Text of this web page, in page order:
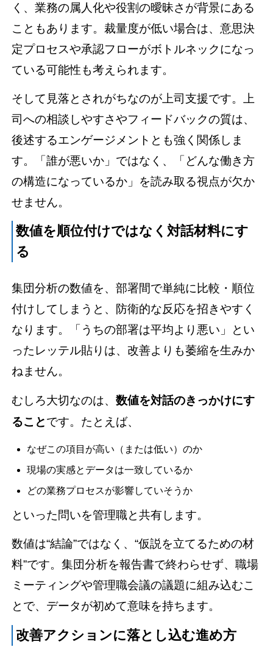
く、業務の属人化や役割の曖昧さが背景にある
こともあります。裁量度が低い場合は、意思決
定プロセスや承認フローがボトルネックになっ
ている可能性も考えられます。
そして見落とされがちなのが上司支援です。上
司への相談しやすさやフィードバックの質は、
後述するエンゲージメントとも強く関係しま
す。「誰が悪いか」ではなく、「どんな働き方
の構造になっているか」を読み取る視点が欠か
せません。
数値を順位付けではなく対話材料にす
る
集団分析の数値を、部署間で単純に比較・順位
付けしてしまうと、防衛的な反応を招きやすく
なります。「うちの部署は平均より悪い」とい
ったレッテル貼りは、改善よりも萎縮を生みか
ねません。
むしろ大切なのは、数値を対話のきっかけにす
ることです。たとえば、
なぜこの項目が高い（または低い）のか
現場の実感とデータは一致しているか
どの業務プロセスが影響していそうか
といった問いを管理職と共有します。
数値は“結論”ではなく、“仮説を立てるための材
料”です。集団分析を報告書で終わらせず、職場
ミーティングや管理職会議の議題に組み込むこ
とで、データが初めて意味を持ちます。
改善アクションに落とし込む進め方